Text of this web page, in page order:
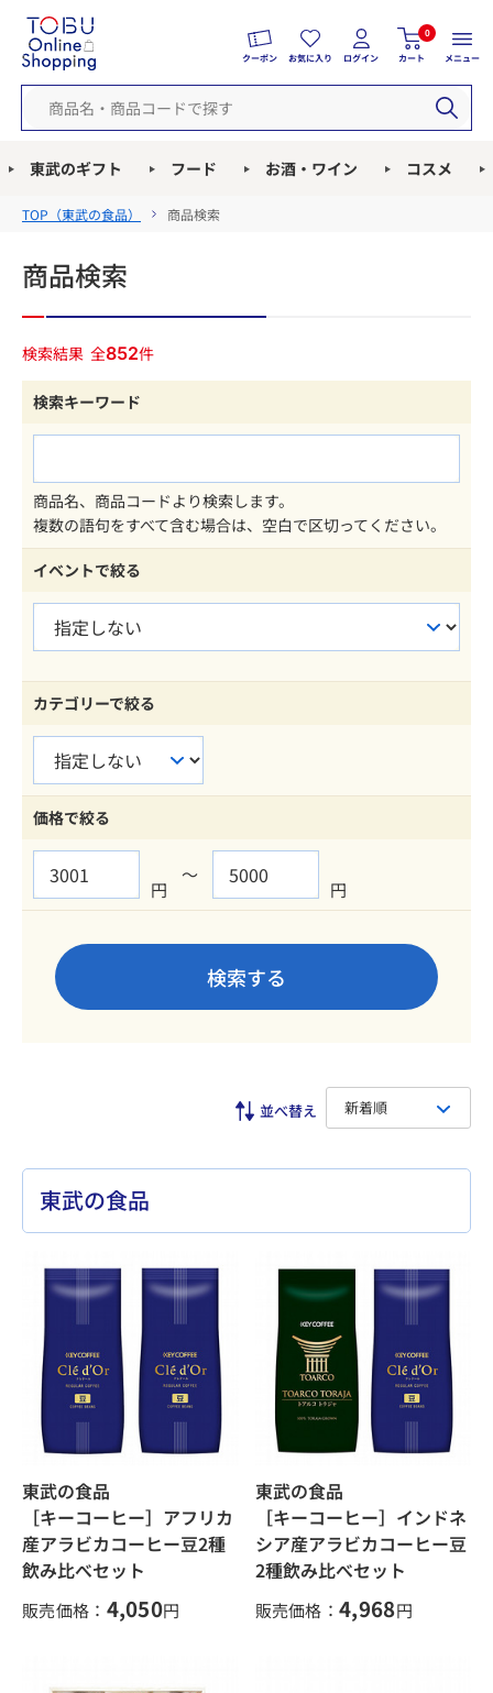
クーポン お気に入り ログイン
0
カート メニュー
東武のギフト フード お酒・ワイン コスメ
TOP（東武の食品） 商品検索
商品検索
検索結果 全852件
検索キーワード
商品名、商品コードより検索します。
複数の語句をすべて含む場合は、空白で区切ってください。
イベントで絞る
カテゴリーで絞る
価格で絞る
円
～
円
新着順
東武の食品
東武の食品
［キーコーヒー］アフリカ
産アラビカコーヒー豆2種
飲み比べセット
販売価格： 4,050円
東武の食品
［キーコーヒー］インドネ
シア産アラビカコーヒー豆
2種飲み比べセット
販売価格： 4,968円